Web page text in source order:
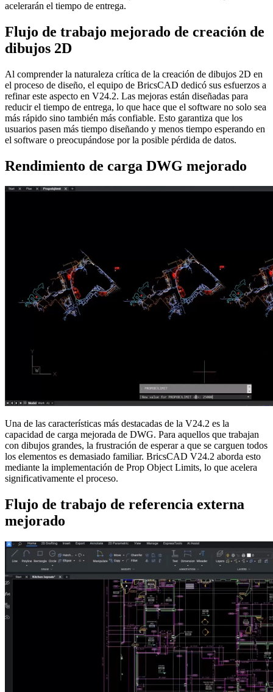
acelerarán el tiempo de entrega.
Flujo de trabajo mejorado de creación de
dibujos 2D
Al comprender la naturaleza crítica de la creación de dibujos 2D en
el proceso de diseño, el equipo de BricsCAD dedicó sus esfuerzos a
refinar este aspecto en V24.2. Las mejoras están diseñadas para
reducir el tiempo de entrega, lo que hace que el software no solo sea
más rápido sino también más confiable. Esto garantiza que los
usuarios pasen más tiempo diseñando y menos tiempo esperando en
el software o preocupándose por la posible pérdida de datos.
Rendimiento de carga DWG mejorado
Una de las características más destacadas de la V24.2 es la
capacidad de carga mejorada de DWG. Para aquellos que trabajan
con dibujos grandes, la frustración de esperar a que se carguen todos
los elementos es demasiado familiar. BricsCAD V24.2 aborda esto
mediante la implementación de Prop Object Limits, lo que acelera
significativamente el proceso.
Flujo de trabajo de referencia externa
mejorado